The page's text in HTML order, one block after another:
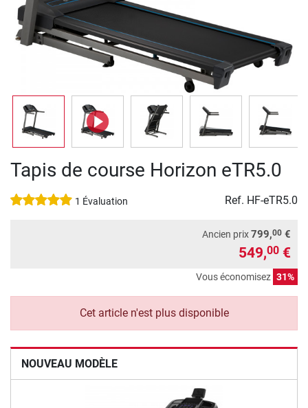
Tapis de course Horizon eTR5.0
1 Évaluation Ref. HF-eTR5.0
Ancien prix799,00 €
549,00 €
Vous économisez 31%
Cet article n'est plus disponible
NOUVEAU MODÈLE